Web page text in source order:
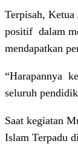
Terpisah,
positif dalam
mendapatkan
“Harapannya
seluruh
Saat kegiatan
Islam Terpadu